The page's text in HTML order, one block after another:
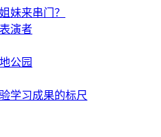
妹来串门？
演者
公园
学习成果的标尺